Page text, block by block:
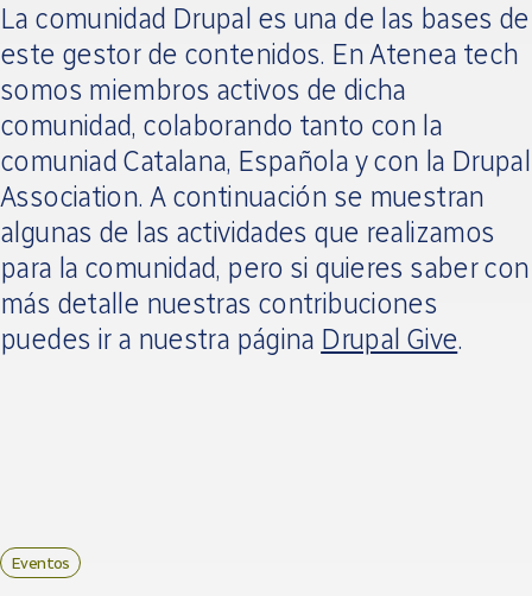
La comunidad Drupal es una de las bases de
este gestor de contenidos. En Atenea tech
somos miembros activos de dicha
comunidad, colaborando tanto con la
comuniad Catalana, Española y con la Drupal
Association. A continuación se muestran
algunas de las actividades que realizamos
para la comunidad, pero si quieres saber con
más detalle nuestras contribuciones
puedes ir a nuestra página Drupal Give.
Eventos